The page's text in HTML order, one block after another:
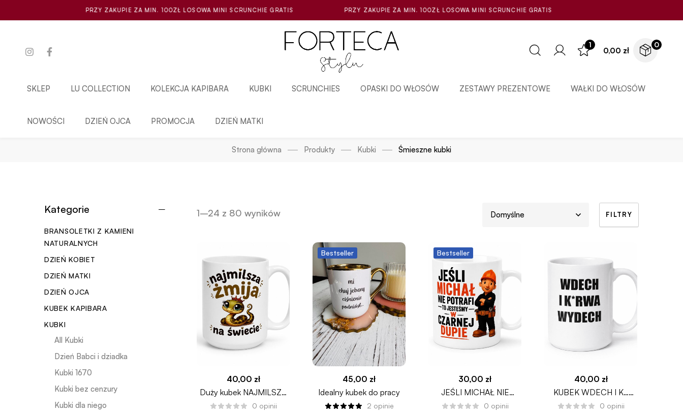
PRZY ZAKUPIE ZA MIN. 100ZŁ LOSOWA MINI SCRUNCHIE GRATIS PRZY ZAKUPIE ZA MIN. 100ZŁ LOSOWA MINI SCRUNCHIE GRATIS
1
0,00 zł
0
SKLEP LU COLLECTION KOLEKCJA KAPIBARA KUBKI SCRUNCHIES OPASKI DO WŁOSÓW ZESTAWY PREZENTOWE WAŁKI DO WŁOSÓW
NOWOŚCI DZIEŃ OJCA PROMOCJA DZIEŃ MATKI
Strona główna Produkty Kubki Śmieszne kubki
Kategorie
BRANSOLETKI Z KAMIENI
NATURALNYCH
DZIEŃ KOBIET
DZIEŃ MATKI
DZIEŃ OJCA
KUBEK KAPIBARA
KUBKI
All Kubki
Dzień Babci i dziadka
Kubki 1670
Kubki bez cenzury
Kubki dla niego
1–24 z 80 wyników FILTRY
40,00 zł
Duży kubek NAJMILSZA
ŻMIJA NA ŚWIECIE
0 opinii
Bestseller
45,00 zł
Idealny kubek do pracy
2 opinie
Bestseller
30,00 zł
JEŚLI MICHAŁ NIE
POTRAFI
0 opinii
40,00 zł
KUBEK WDECH I K…
WYDECH DUŻA
0 opinii